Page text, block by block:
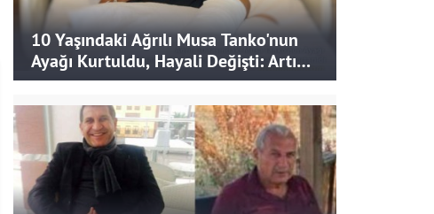
10 Yaşındaki Ağrılı Musa Tanko'nun
Ayağı Kurtuldu, Hayali Değişti: Artık
Doktor Olmak İstiyor